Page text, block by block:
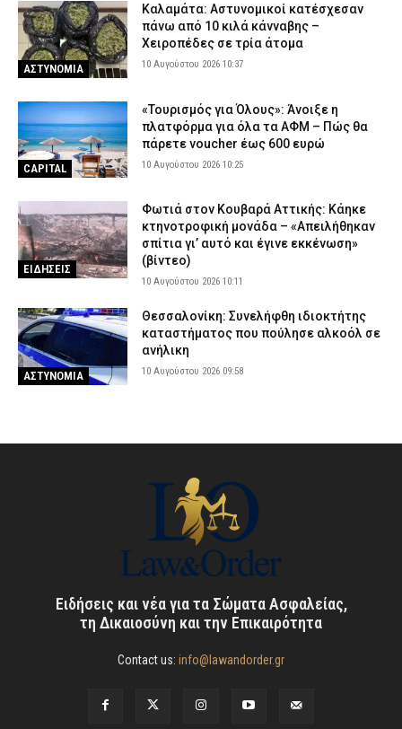
ΑΣΤΥΝΟΜΙΑ
Καλαμάτα: Αστυνομικοί κατέσχεσαν
πάνω από 10 κιλά κάνναβης –
Χειροπέδες σε τρία άτομα
10 Αυγούστου 2026 10:37
CAPITAL
«Τουρισμός για Όλους»: Άνοιξε η
πλατφόρμα για όλα τα ΑΦΜ – Πώς θα
πάρετε voucher έως 600 ευρώ
10 Αυγούστου 2026 10:25
ΕΙΔΗΣΕΙΣ
Φωτιά στον Κουβαρά Αττικής: Κάηκε
κτηνοτροφική μονάδα – «Απειλήθηκαν
σπίτια γι’ αυτό και έγινε εκκένωση»
(βίντεο)
10 Αυγούστου 2026 10:11
ΑΣΤΥΝΟΜΙΑ
Θεσσαλονίκη: Συνελήφθη ιδιοκτήτης
καταστήματος που πούλησε αλκοόλ σε
ανήλικη
10 Αυγούστου 2026 09:58
Ειδήσεις και νέα για τα Σώματα Ασφαλείας,
τη Δικαιοσύνη και την Επικαιρότητα
Contact us: info@lawandorder.gr